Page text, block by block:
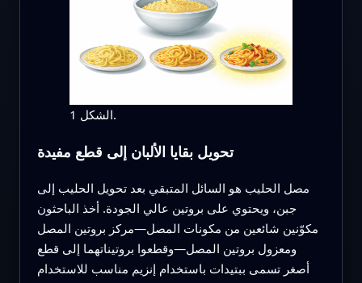
الشكل 1.
تحويل بقايا الألبان إلى قطع مفيدة
مصل الحليب هو السائل المتبقي بعد تحويل الحليب إلى
جبن، ويحتوي على بروتين عالي الجودة. أخذ الباحثون
مكوّنين شائعين من مكونات المصل—مركز بروتين المصل
ومعزول بروتين المصل—وقطعوا بروتيناتهما إلى قطع
أصغر تسمى ببتيدات باستخدام إنزيم مناسب للاستخدام